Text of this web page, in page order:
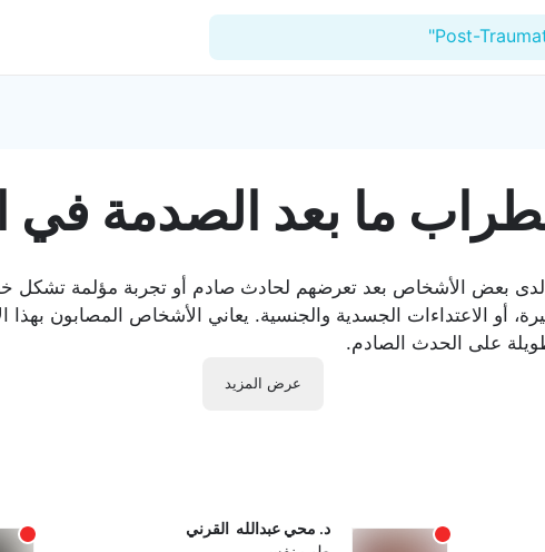
المدونة
المنشآت
ما بعد الصدمة في
بعض الأشخاص بعد تعرضهم لحادث صادم أو تجربة مؤلمة تشكل
أو الاعتداءات الجسدية والجنسية. يعاني الأشخاص المصابون
على الحدث الصادم.
عرض المزيد
د. محي عبدالله  القرني